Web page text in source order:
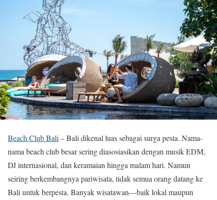
Beach Club Bali – Bali dikenal luas sebagai surga pesta. Nama-
nama beach club besar sering diasosiasikan dengan musik EDM,
DJ internasional, dan keramaian hingga malam hari. Namun
seiring berkembangnya pariwisata, tidak semua orang datang ke
Bali untuk berpesta. Banyak wisatawan—baik lokal maupun